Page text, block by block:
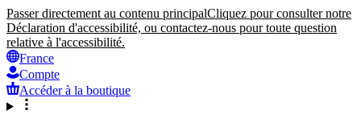
Passer directement au contenu principalCliquez pour consulter notre
Déclaration d'accessibilité, ou contactez-nous pour toute question
relative à l'accessibilité.
France
Compte
Accéder à la boutique